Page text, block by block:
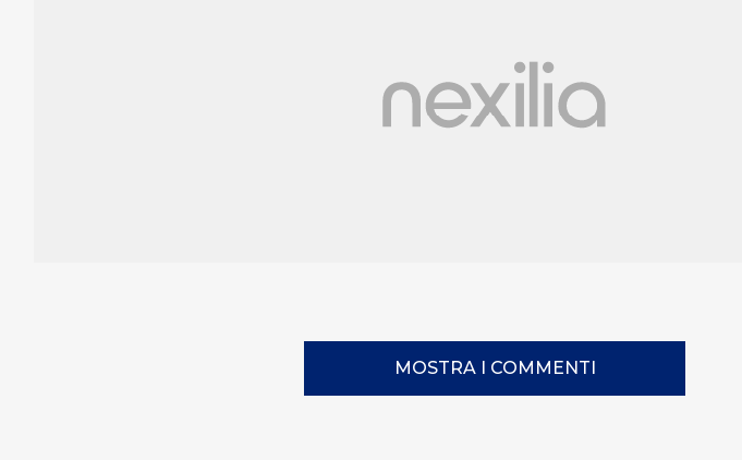
MOSTRA I COMMENTI